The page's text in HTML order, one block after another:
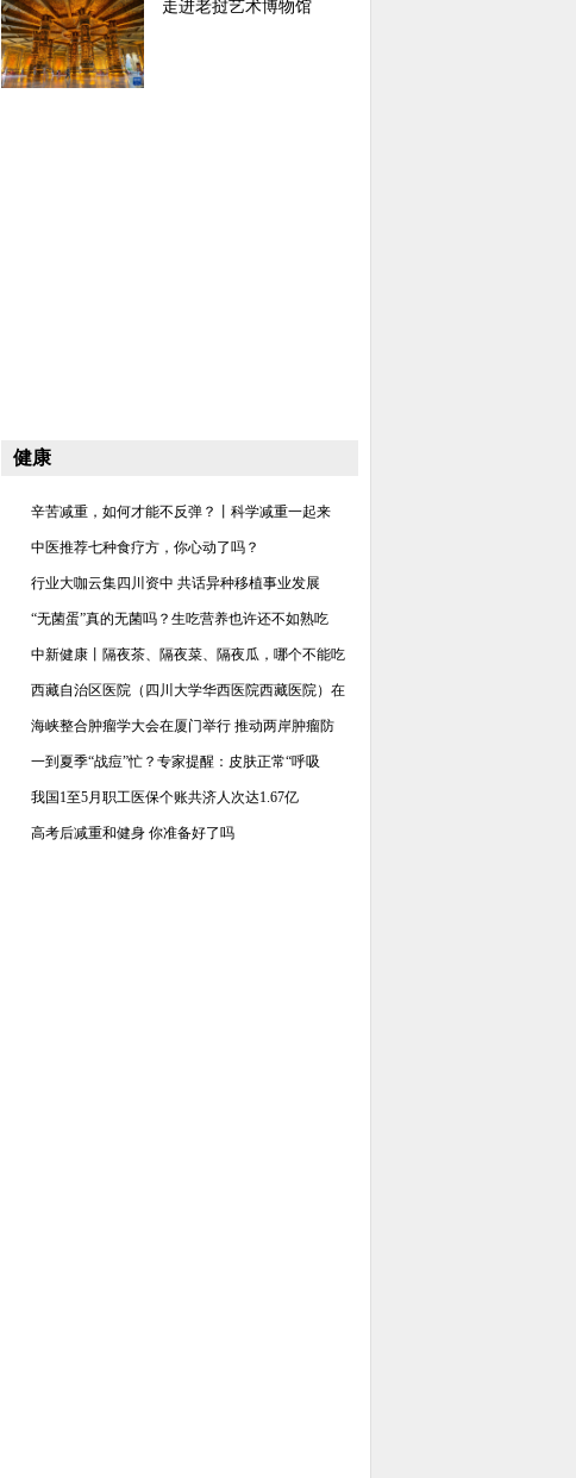
走进老挝艺术博物馆
健康
辛苦减重，如何才能不反弹？丨科学减重一起来
中医推荐七种食疗方，你心动了吗？
行业大咖云集四川资中 共话异种移植事业发展
“无菌蛋”真的无菌吗？生吃营养也许还不如熟吃
中新健康丨隔夜茶、隔夜菜、隔夜瓜，哪个不能吃
西藏自治区医院（四川大学华西医院西藏医院）在
海峡整合肿瘤学大会在厦门举行 推动两岸肿瘤防
一到夏季“战痘”忙？专家提醒：皮肤正常“呼吸
我国1至5月职工医保个账共济人次达1.67亿
高考后减重和健身 你准备好了吗